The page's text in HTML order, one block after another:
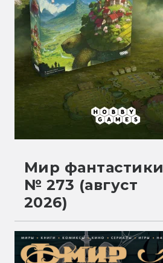
Мир фантастики
№ 273 (август
2026)